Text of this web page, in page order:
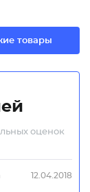
товары
оценок
12.04.2018